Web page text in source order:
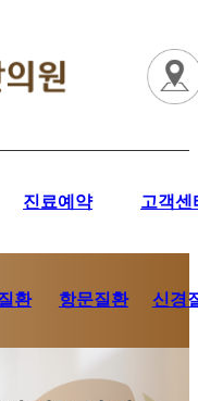
진료예약 고객센
환 항문질환 신경